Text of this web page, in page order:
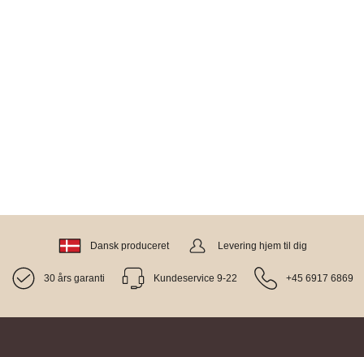
Dansk produceret Levering hjem til dig
30 års garanti Kundeservice 9-22 +45 6917 6869